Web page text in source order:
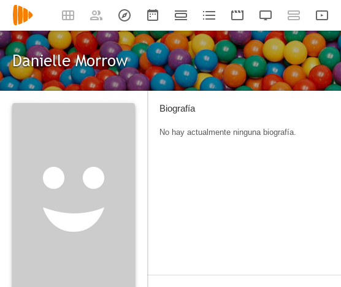
Danielle Morrow
Biografía
No hay actualmente ninguna biografía.